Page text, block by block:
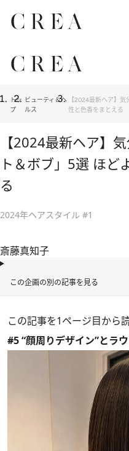
トッ
プ
ビューティ＆ヘ
ルス
【2024最新ヘア】
性と色香をまとえる
【2024最新ヘア】
ト＆ボブ」5選 ほど
る
2024年ヘアスタイル #1
斎藤真知子
この企画の別の記事を見る
この記事を1ページ目から
#5 “顔周りデザイン”とラ